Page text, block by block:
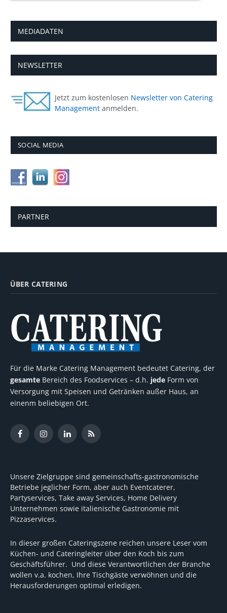
MEDIADATEN
NEWSLETTER
Jetzt zum kostenlosen Newsletter von Catering
Management anmelden.
SOCIAL MEDIA
PARTNER
ÜBER CATERING
Für die Marke Catering Management bedeutet Catering, der
gesamte Bereich des Foodservices – d.h. jede Form von
Versorgung mit Speisen und Getränken außer Haus, an
einenm beliebigen Ort.
FacebookInstagramLinkedInRSS
Unsere Zielgruppe sind gemeinschafts-gastronomische
Betriebe jeglicher Form, aber auch Eventcaterer,
Partyservices, Take away Services, Home Delivery
Unternehmen sowie italienische Gastronomie mit
Pizzaservices.
In dieser großen Cateringszene reichen unsere Leser vom
Küchen- und Cateringleiter über den Koch bis zum
Geschäftsführer. Und diese Verantwortlichen der Branche
wollen v.a. kochen, Ihre Tischgäste verwöhnen und die
Herausforderungen optimal erledigen.